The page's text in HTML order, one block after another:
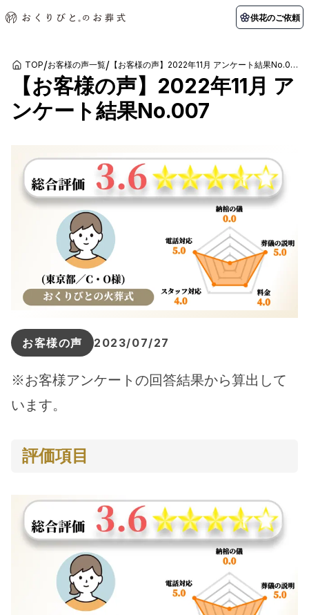
供花のご依頼
初めての方へ
初めての方へ 納棺の儀とは？
アフターサポート
会社を知る
店舗用地募集
関東エリア
千葉県 神奈川県
北海道エリア
お客様の声
ご葬儀事例 お客様の声
葬儀の知識
葬儀の知識 供花のご依頼
TOP/お客様の声一覧/ 【お客様の声】2022年11月 アンケート結果No.007
【お客様の声】2022年11月 ア
ンケート結果No.007
お客様の声 2023/07/27
※お客様アンケートの回答結果から算出して
います。
評価項目